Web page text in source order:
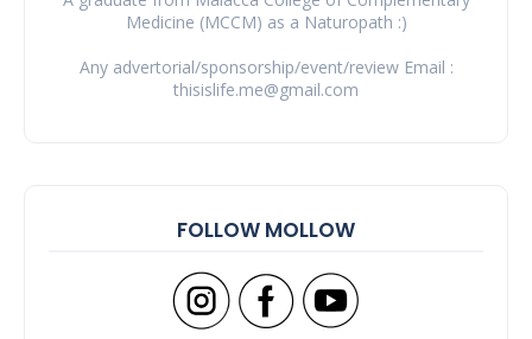
Medicine (MCCM) as a Naturopath :)
Any advertorial/sponsorship/event/review Email :
thisislife.me@gmail.com
FOLLOW MOLLOW